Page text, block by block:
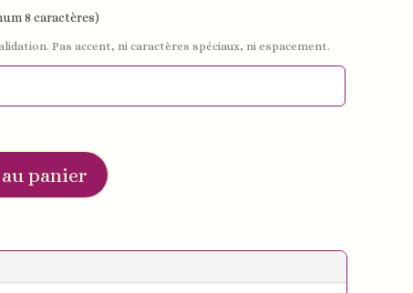
8 caractères)
Pas accent, ni caractères spéciaux, ni espacement.
panier